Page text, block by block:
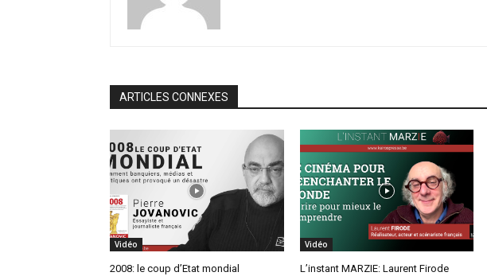
ARTICLES CONNEXES
Vidéo
2008: le coup d’Etat mondial
Vidéo
L’instant MARZIE: Laurent Firode